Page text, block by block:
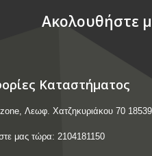
Aκολουθήστε
Καταστήματος
Λεωφ. Χατζηκυριάκου 70 18539
μας τώρα: 2104181150